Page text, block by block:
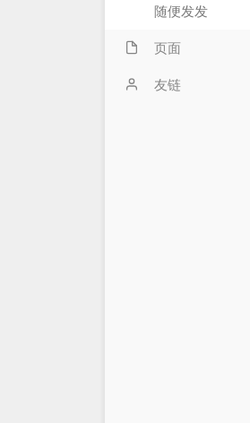
随便发发
页面
777友链